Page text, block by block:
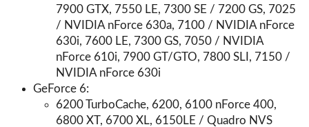
7900 GTX, 7550 LE, 7300 SE / 7200 GS, 7025
/ NVIDIA nForce 630a, 7100 / NVIDIA nForce
630i, 7600 LE, 7300 GS, 7050 / NVIDIA
nForce 610i, 7900 GT/GTO, 7800 SLI, 7150 /
NVIDIA nForce 630i
GeForce 6:
6200 TurboCache, 6200, 6100 nForce 400,
6800 XT, 6700 XL, 6150LE / Quadro NVS